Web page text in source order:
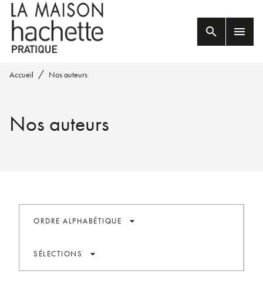
MENU RECHERCHE
PIED DE PAGE
search menu
Accueil / Nos auteurs
Nos auteurs
ORDRE ALPHABÉTIQUE arrow_drop_down
SÉLECTIONS arrow_drop_down